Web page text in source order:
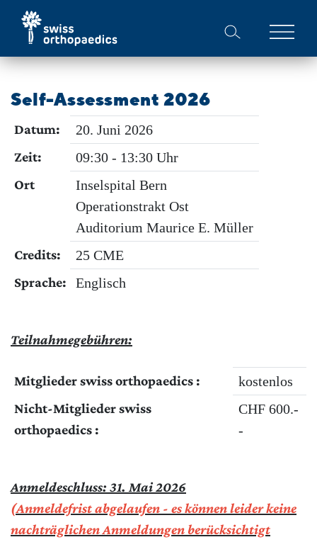
Self-Assessment 2026
Datum:
20. Juni 2026
Zeit:
09:30 - 13:30 Uhr
Ort
Inselspital Bern
Operationstrakt Ost
Auditorium Maurice E. Müller
Credits:
25 CME
Sprache:
Englisch
Teilnahmegebühren:
Mitglieder swiss orthopaedics :
kostenlos
Nicht-Mitglieder swiss
orthopaedics :
CHF 600.-
-
Anmeldeschluss: 31. Mai 2026
(Anmeldefrist abgelaufen - es können leider keine
nachträglichen Anmeldungen berücksichtigt